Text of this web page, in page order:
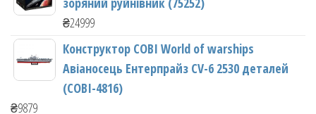
₴24999
Конструктор COBI World of warships
Авіаносець Ентерпрайз CV-6 2530 деталей
(COBI-4816)
₴9879